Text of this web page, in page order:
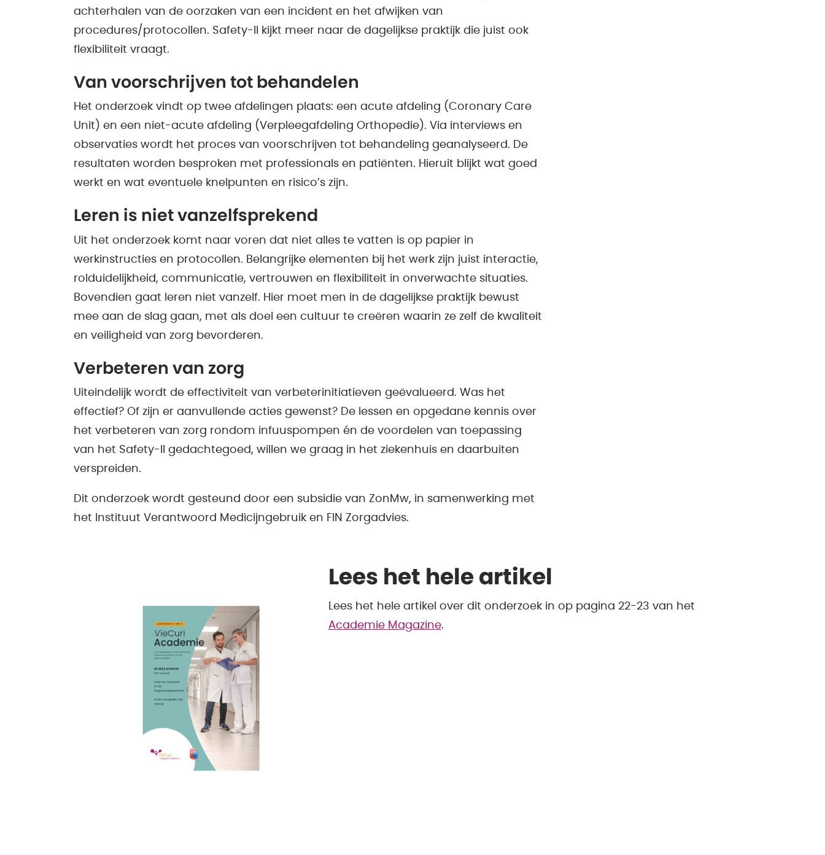
achterhalen van de oorzaken van een incident en het afwijken van
procedures/protocollen. Safety-II kijkt meer naar de dagelijkse praktijk die juist ook
flexibiliteit vraagt.
Van voorschrijven tot behandelen
Het onderzoek vindt op twee afdelingen plaats: een acute afdeling (Coronary Care
Unit) en een niet-acute afdeling (Verpleegafdeling Orthopedie). Via interviews en
observaties wordt het proces van voorschrijven tot behandeling geanalyseerd. De
resultaten worden besproken met professionals en patiënten. Hieruit blijkt wat goed
werkt en wat eventuele knelpunten en risico’s zijn.
Leren is niet vanzelfsprekend
Uit het onderzoek komt naar voren dat niet alles te vatten is op papier in
werkinstructies en protocollen. Belangrijke elementen bij het werk zijn juist interactie,
rolduidelijkheid, communicatie, vertrouwen en flexibiliteit in onverwachte situaties.
Bovendien gaat leren niet vanzelf. Hier moet men in de dagelijkse praktijk bewust
mee aan de slag gaan, met als doel een cultuur te creëren waarin ze zelf de kwaliteit
en veiligheid van zorg bevorderen.
Verbeteren van zorg
Uiteindelijk wordt de effectiviteit van verbeterinitiatieven geëvalueerd. Was het
effectief? Of zijn er aanvullende acties gewenst? De lessen en opgedane kennis over
het verbeteren van zorg rondom infuuspompen én de voordelen van toepassing
van het Safety-II gedachtegoed, willen we graag in het ziekenhuis en daarbuiten
verspreiden.
Dit onderzoek wordt gesteund door een subsidie van ZonMw, in samenwerking met
het Instituut Verantwoord Medicijngebruik en FIN Zorgadvies.
Lees het hele artikel
Lees het hele artikel over dit onderzoek in op pagina 22-23 van het
Academie Magazine.